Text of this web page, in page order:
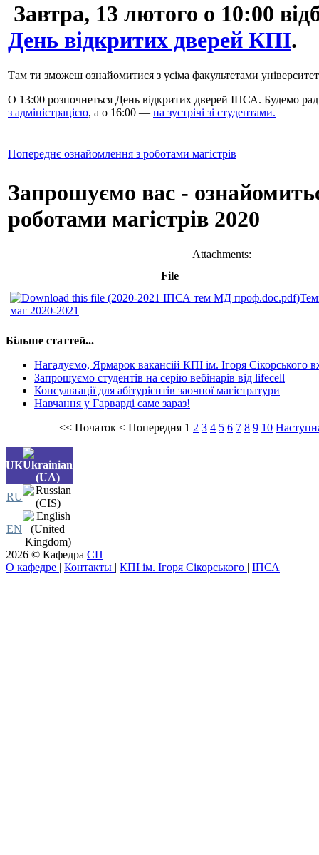
Завтра, 13 лютого о 10:00
День відкритих дверей КПІ.
Там ти зможеш ознайомитися з усіма факультетами
О 13:00 розпочнеться День відкритих дверей ІПСА. Будемо
з адміністрацією, а о 16:00 — на зустрічі зі студентами.
Попереднє ознайомлення з роботами магістрів
Запрошуємо вас -
роботами магістрів 2020
Attachments:
File
маг 2020-2021
Більше статтей...
Нагадуємо, Ярмарок вакансій КПІ ім. Ігоря Сікорського
Запрошуємо студентів на серію вебінарів від lifecell
Консультації для абітурієнтів заочної магістратури
Навчання у Гарварді саме зараз!
<< Початок < Попередня 1 2 3 4 5 6 7 8 9 10
UK
RU
EN
2026 © Кафедра СП
О кафедре | Контакты | КПІ ім. Ігоря Сікорського | ІПСА